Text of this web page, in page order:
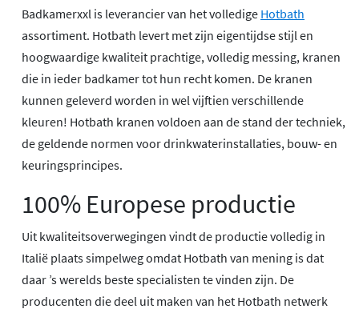
Badkamerxxl is leverancier van het volledige Hotbath
assortiment. Hotbath levert met zijn eigentijdse stijl en
hoogwaardige kwaliteit prachtige, volledig messing, kranen
die in ieder badkamer tot hun recht komen. De kranen
kunnen geleverd worden in wel vijftien verschillende
kleuren! Hotbath kranen voldoen aan de stand der techniek,
de geldende normen voor drinkwaterinstallaties, bouw- en
keuringsprincipes.
100% Europese productie
Uit kwaliteitsoverwegingen vindt de productie volledig in
Italië plaats simpelweg omdat Hotbath van mening is dat
daar ’s werelds beste specialisten te vinden zijn. De
producenten die deel uit maken van het Hotbath netwerk